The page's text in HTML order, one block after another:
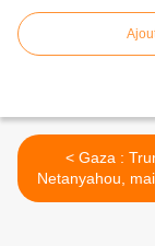
< Gaza : Trump et
Netanyahou,
main pour aller